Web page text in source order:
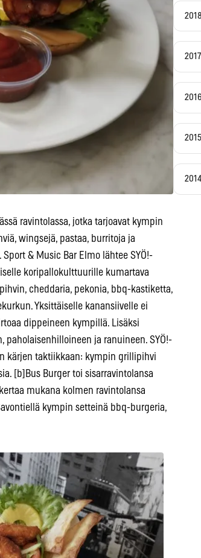
ravintolassa, jotka tarjoavat kympin
wingsejä, pastaa, burritoja ja
& Music Bar Elmo lähtee SYÖ!-
koripallokulttuurille kumartava
cheddaria, pekonia, bbq-kastiketta,
Yksittäiselle kanansiivelle ei
dippeineen kympillä. Lisäksi
paholaisenhilloineen ja ranuineen. SYÖ!-
kärjen taktiikkaan: kympin grillipihvi
[b]Bus Burger toi sisarravintolansa
mukana kolmen ravintolansa
kympin setteinä bbq-burgeria,
2018
2017
2016
2015
2014